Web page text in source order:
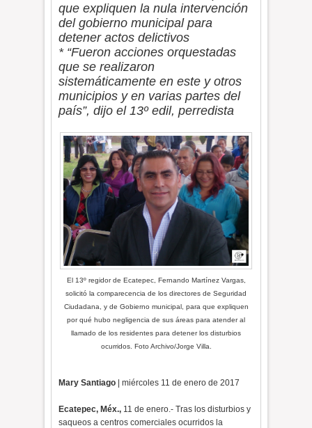
que expliquen la nula intervención
del gobierno municipal para
detener actos delictivos
* “Fueron acciones orquestadas
que se realizaron
sistemáticamente en este y otros
municipios y en varias partes del
país”, dijo el 13º edil, perredista
El 13º regidor de Ecatepec, Fernando Martínez Vargas,
solicitó la comparecencia de los directores de Seguridad
Ciudadana, y de Gobierno municipal, para que expliquen
por qué hubo negligencia de sus áreas para atender al
llamado de los residentes para detener los disturbios
ocurridos. Foto Archivo/Jorge Villa.
Mary Santiago | miércoles 11 de enero de 2017
Ecatepec, Méx., 11 de enero.- Tras los disturbios y
saqueos a centros comerciales ocurridos la